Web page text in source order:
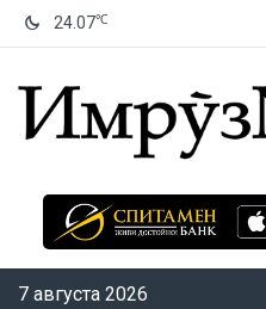
24.07℃
7 августа 2026